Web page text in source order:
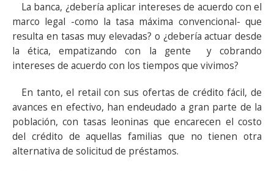
La banca, ¿debería aplicar intereses de acuerdo con el
marco legal -como la tasa máxima convencional- que
resulta en tasas muy elevadas? o ¿debería actuar desde
la ética, empatizando con la gente y cobrando
intereses de acuerdo con los tiempos que vivimos?
En tanto, el retail con sus ofertas de crédito fácil, de
avances en efectivo, han endeudado a gran parte de la
población, con tasas leoninas que encarecen el costo
del crédito de aquellas familias que no tienen otra
alternativa de solicitud de préstamos.